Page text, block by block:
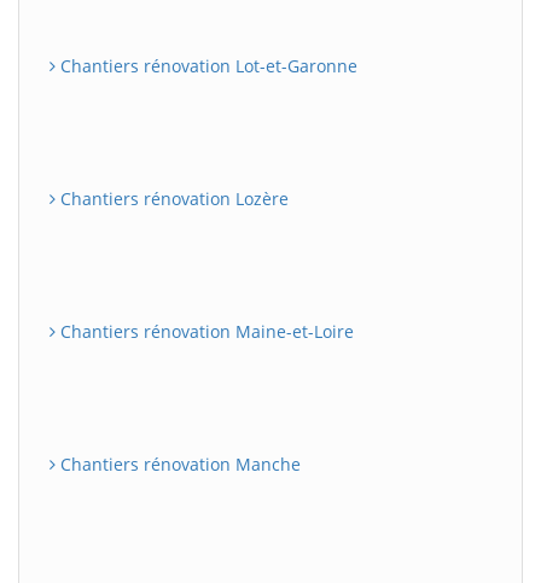
Chantiers rénovation Lot-et-Garonne
Chantiers rénovation Lozère
Chantiers rénovation Maine-et-Loire
Chantiers rénovation Manche